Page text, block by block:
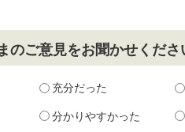
のご意見をお聞かせくださ
充分だった
分かりやすかった